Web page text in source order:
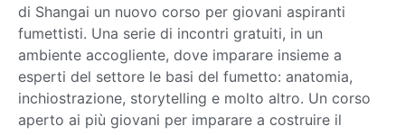
di Shangai un nuovo corso per giovani aspiranti
fumettisti. Una serie di incontri gratuiti, in un
ambiente accogliente, dove imparare insieme a
esperti del settore le basi del fumetto: anatomia,
inchiostrazione, storytelling e molto altro. Un corso
aperto ai più giovani per imparare a costruire il